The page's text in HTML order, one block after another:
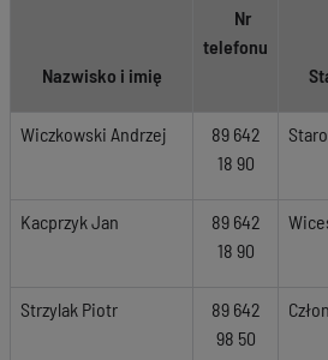
Nazwisko i imię
Nr
telefonu
Wiczkowski Andrzej
89 642
18 90
Kacprzyk Jan
89 642
18 90
Strzylak Piotr
89 642
98 50